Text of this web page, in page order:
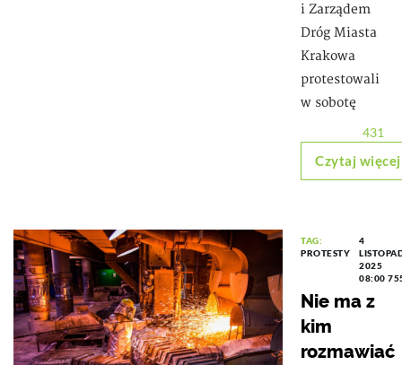
i Zarządem
Dróg Miasta
Krakowa
protestowali
w sobotę
431
Czytaj więcej
TAG:
PROTESTY
4
2025
08:00
Nie ma z
kim
rozmawiać